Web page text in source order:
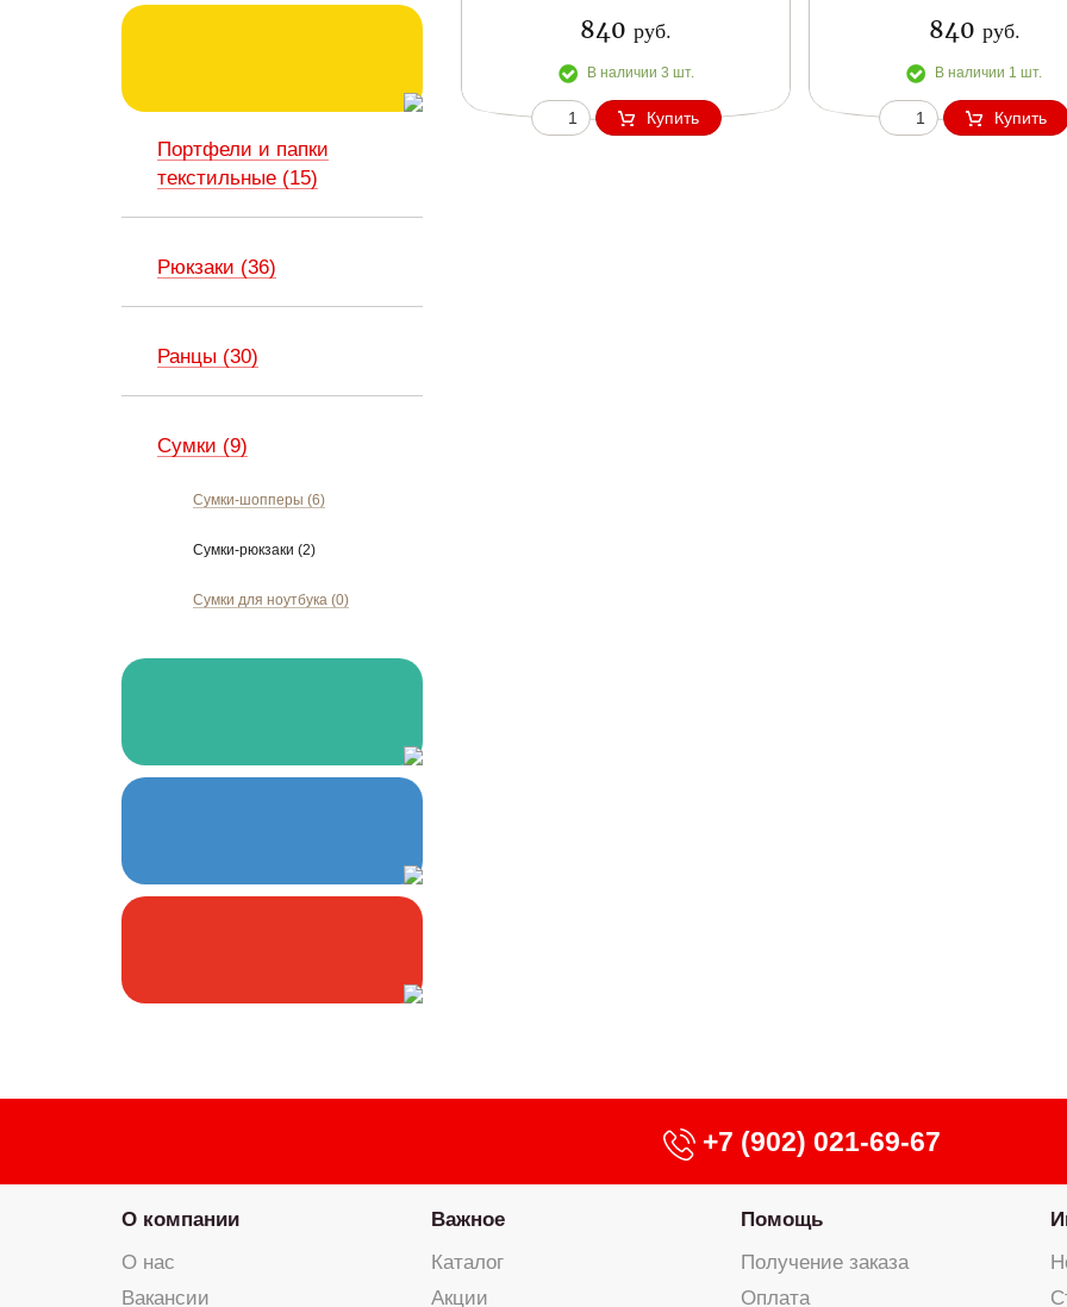
840руб.
В наличии 3 шт.
Купить
840 руб.
В наличии 1 шт.
Купить
Портфели и папки
текстильные (15)
Рюкзаки (36)
Ранцы (30)
Сумки (9)
Сумки-шопперы (6)
Сумки-рюкзаки (2)
Сумки для ноутбука (0)
+7 (902) 021-69-67
О компании
О нас
Вакансии
Важное
Каталог
Акции
Помощь
Получение заказа
Оплата